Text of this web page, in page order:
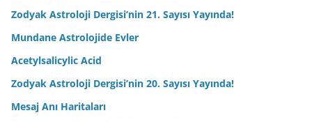
Zodyak Astroloji Dergisi’nin 21. Sayısı Yayında!
Mundane Astrolojide Evler
Acetylsalicylic Acid
Zodyak Astroloji Dergisi’nin 20. Sayısı Yayında!
Mesaj Anı Haritaları